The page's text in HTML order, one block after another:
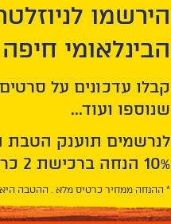
הירשמו
הבינלאומי חיפה
קבלו עדכונים על
שנוספו ועוד...
לנרשמים תוענק הטבת
10% הנחה ברכישת 2 כרטיסים לסרטי הפסטיבל .
* ההנחה ממחיר כרטיס מלא . ההטבה